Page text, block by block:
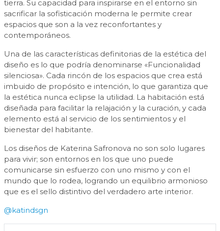
tierra. Su capacidad para inspirarse en el entorno sin
sacrificar la sofisticación moderna le permite crear
espacios que son a la vez reconfortantes y
contemporáneos.
Una de las características definitorias de la estética del
diseño es lo que podría denominarse «Funcionalidad
silenciosa». Cada rincón de los espacios que crea está
imbuido de propósito e intención, lo que garantiza que
la estética nunca eclipse la utilidad. La habitación está
diseñada para facilitar la relajación y la curación, y cada
elemento está al servicio de los sentimientos y el
bienestar del habitante.
Los diseños de Katerina Safronova no son solo lugares
para vivir; son entornos en los que uno puede
comunicarse sin esfuerzo con uno mismo y con el
mundo que lo rodea, logrando un equilibrio armonioso
que es el sello distintivo del verdadero arte interior.
@katindsgn